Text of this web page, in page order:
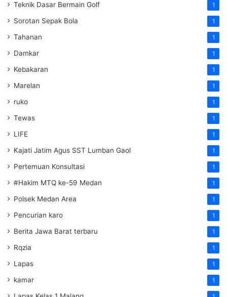
Teknik Dasar Bermain Golf 1
Sorotan Sepak Bola 1
Tahanan 1
Damkar 1
Kebakaran 1
Marelan 1
ruko 1
Tewas 1
LIFE 1
Kajati Jatim Agus SST Lumban Gaol 1
Pertemuan Konsultasi 1
#Hakim MTQ ke-59 Medan 1
Polsek Medan Area 1
Pencurian karo 1
Berita Jawa Barat terbaru 1
Rqzia 1
Lapas 1
kamar 1